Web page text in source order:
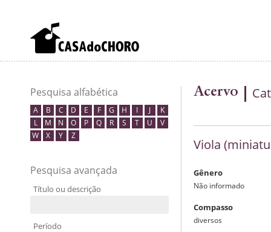
Pesquisa alfabética
A B C D E F G H I J
K
L
M N O P Q R S T U
V
W
X Y Z
Pesquisa avançada
Título ou descrição
Período
Acervo
Viola
Gênero
Não informado
Compasso
diversos